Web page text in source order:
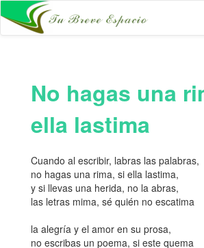
No hagas una
ella lastima
Cuando al escribir, labras las palabras,
no hagas una rima, si ella lastima,
y si llevas una herida, no la abras,
las letras mima, sé quién no escatima
la alegría y el amor en su prosa,
no escribas un poema, si este quema